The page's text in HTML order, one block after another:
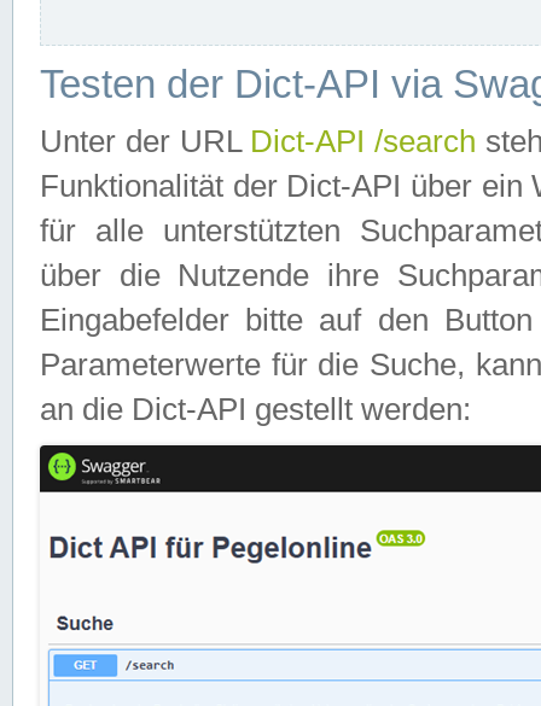
Testen der Dict-API via
Unter der URL Dict-API /search
Funktionalität der Dict-API über
für alle unterstützten
über die Nutzende ihre
Eingabefelder bitte auf den
Parameterwerte für die Suche,
an die Dict-API gestellt werden: